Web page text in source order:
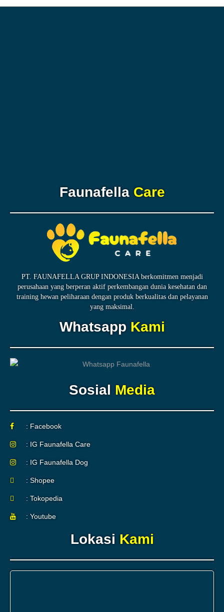
FaunafellaCare
PT. FAUNAFELLA GRUP INDONESIA berkomitmen menjadi
perusahaan yang berperan aktif perkembangan dunia kesehatan dan
training hewan peliharaan dengan produk berkualitas dan pelayanan
yang maksimal.
WhatsappKami
Sosial Media
: Facebook
: IG Faunafella Care
: IG Faunafella Dog
: Shopee
: Tokopedia
: Youtube
Lokasi Kami